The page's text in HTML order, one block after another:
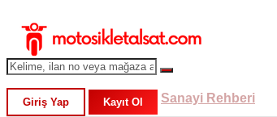
Giriş Yap Kayıt Ol Sanayi Rehberi